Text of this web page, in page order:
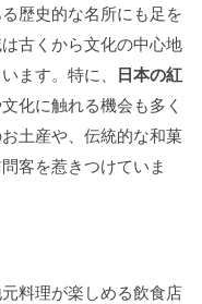
歴史的な名所にも足を
古くから文化の中心地
ます。特に、 日本の紅
化に触れる機会も多く
土産や、伝統的な和菓
客を惹きつけていま
料理が楽しめる飲食店